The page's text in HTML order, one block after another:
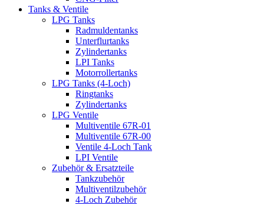
Tanks & Ventile
LPG Tanks
Radmuldentanks
Unterflurtanks
Zylindertanks
LPI Tanks
Motorrollertanks
LPG Tanks (4-Loch)
Ringtanks
Zylindertanks
LPG Ventile
Multiventile 67R-01
Multiventile 67R-00
Ventile 4-Loch Tank
LPI Ventile
Zubehör & Ersatzteile
Tankzubehör
Multiventilzubehör
4-Loch Zubehör